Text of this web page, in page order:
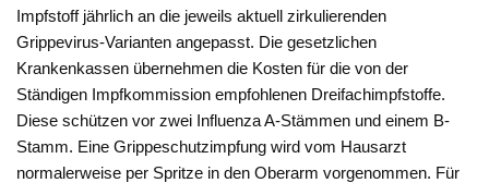
Impfstoff jährlich an die jeweils aktuell zirkulierenden
Grippevirus-Varianten angepasst. Die gesetzlichen
Krankenkassen übernehmen die Kosten für die von der
Ständigen Impfkommission empfohlenen Dreifachimpfstoffe.
Diese schützen vor zwei Influenza A-Stämmen und einem B-
Stamm. Eine Grippeschutzimpfung wird vom Hausarzt
normalerweise per Spritze in den Oberarm vorgenommen. Für